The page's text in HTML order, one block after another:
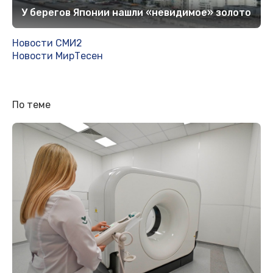
У берегов Японии нашли «невидимое» золото
Новости СМИ2
Новости МирТесен
По теме